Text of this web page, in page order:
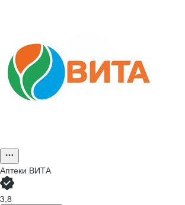
Аптеки ВИТА
3,8